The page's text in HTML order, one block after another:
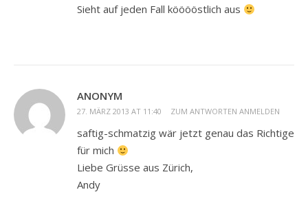
Sieht auf jeden Fall kööööstlich aus
ANONYM
27. MÄRZ 2013 AT 11:40 ZUM ANTWORTEN ANMELDEN
saftig-schmatzig wär jetzt genau das Richtige
für mich
Liebe Grüsse aus Zürich,
Andy